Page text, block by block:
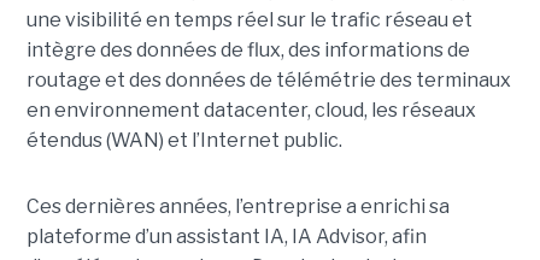
une visibilité en temps réel sur le trafic réseau et
intègre des données de flux, des informations de
routage et des données de télémétrie des terminaux
en environnement datacenter, cloud, les réseaux
étendus (WAN) et l’Internet public.
Ces dernières années, l’entreprise a enrichi sa
plateforme d’un assistant IA, IA Advisor, afin